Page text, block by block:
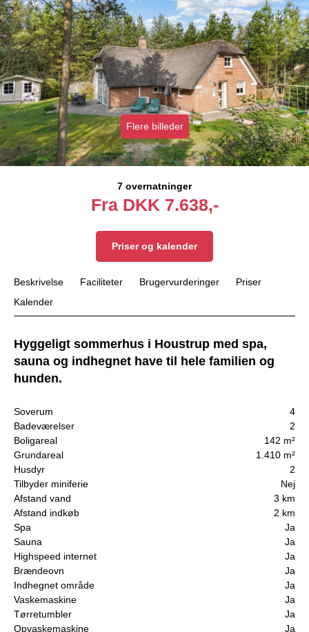
Flere billeder
7 overnatninger
Fra DKK 7.638,-
Priser og kalender
Beskrivelse Faciliteter Brugervurderinger
Priser
Kalender
Hyggeligt sommerhus i Houstrup med spa,
sauna og indhegnet have til hele familien og
hunden.
Soverum
4
Badeværelser
2
Boligareal
142 m²
Grundareal
1.410 m²
Husdyr
2
Tilbyder miniferie
Nej
Afstand vand
3 km
Afstand indkøb
2 km
Spa
Ja
Sauna
Ja
Highspeed internet
Ja
Brændeovn
Ja
Indhegnet område
Ja
Vaskemaskine
Ja
Tørretumbler
Ja
Opvaskemaskine
Ja